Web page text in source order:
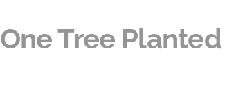
One Tree Planted